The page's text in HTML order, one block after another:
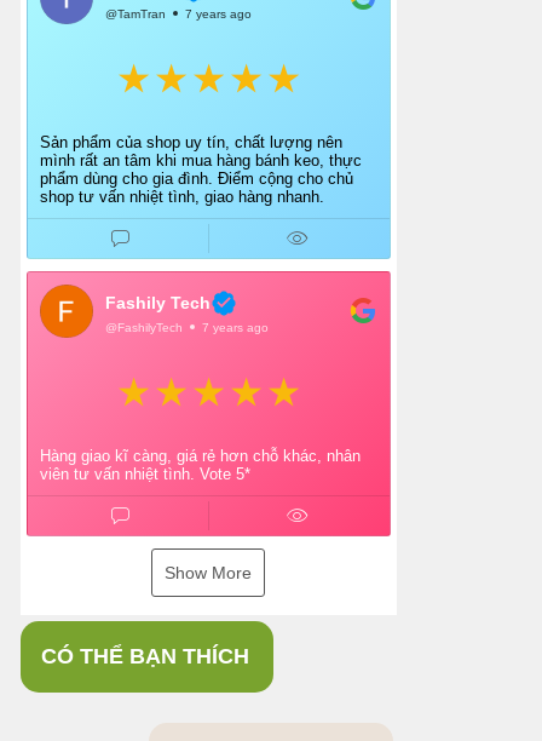
@TamTran 7 years ago
Sản phẩm của shop uy tín, chất lượng nên
mình rất an tâm khi mua hàng bánh keo, thực
phẩm dùng cho gia đình. Điểm cộng cho chủ
shop tư vấn nhiệt tình, giao hàng nhanh.
Fashily Tech
@FashilyTech 7 years ago
Hàng giao kĩ càng, giá rẻ hơn chỗ khác, nhân
viên tư vấn nhiệt tình. Vote 5*
Show More
CÓ THỂ BẠN THÍCH